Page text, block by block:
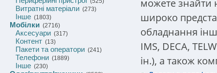
Витратні матеріали (273)
Інше (1803)
Мобілки (2716)
Аксесуари (317)
Контент (13)
Пакети та оператори (241)
Телефони (1889)
Інше (230)
можете знайти
широко
обладнання
IMS, DECA,
ін.), а також